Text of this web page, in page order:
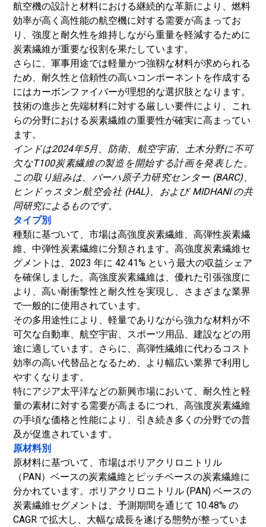
航空機の設計と材料における継続的な革新により、燃料
効率が高く高性能の航空機に対する需要が高まってお
り、強度と耐久性を維持しながら重量を軽減するために
炭素繊維が重要な役割を果たしています。
さらに、軍事用途では軽量かつ強靱な材料が求められる
ため、耐久性と信頼性の高いコンポーネントを作成する
にはカーボンファイバーが理想的な選択肢となります。
技術の進歩と先端材料に対する厳しい要件により、これ
らの分野における炭素繊維の重要性が確実に高まってい
ます。
インドは2024年5月、防衛、航空宇宙、土木分野に不可
欠なT100炭素繊維の製造を開始する計画を発表した。
この取り組みは、バーハ原子力研究センター (BARC)、
ヒンドゥスタン航空会社 (HAL)、および MIDHANI の共
同研究によるものです。
タイプ別
種類に基づいて、市場は高強度炭素繊維、高弾性炭素繊
維、中弾性炭素繊維に分類されます。高強度炭素繊維セ
グメントは、2023 年に 42.41% という最大の収益シェア
を確保しました。高強度炭素繊維は、優れた引張強度に
より、高い耐衝撃性と耐久性を実現し、さまざまな業界
で一般的に使用されています。
その多用途性により、軽量でありながら強力な材料が不
可欠な自動車、航空宇宙、スポーツ用品、建設などの用
途に適しています。さらに、高弾性繊維に代わるコスト
効率の高い代替品となるため、より幅広い業界で利用し
やすくなります。
特にアジア太平洋などの新興市場において、耐久性と軽
量の素材に対する需要が高まるにつれ、高強度炭素繊維
の手頃な価格と性能により、引き続き多くの分野での普
及が促進されています。
原材料別
原材料に基づいて、市場はポリアクリロニトリル
（PAN）ベースの炭素繊維とピッチベースの炭素繊維に
分かれています。ポリアクリロニトリル (PAN) ベースの
炭素繊維セグメントは、予測期間を通じて 10.48% の
CAGR で拡大し、大幅な成長を遂げる態勢が整っていま